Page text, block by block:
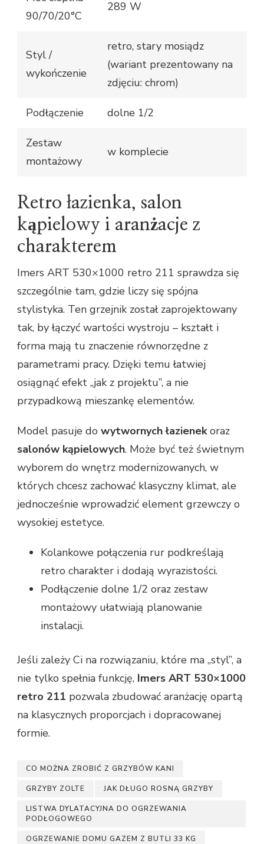
90/70/20°C
289 W
Styl /
wykończenie
retro, stary mosiądz
(wariant prezentowany na
zdjęciu: chrom)
Podłączenie dolne 1/2
Zestaw
montażowy
w komplecie
Retro łazienka, salon
kąpielowy i aranżacje z
charakterem
Imers ART 530×1000 retro 211 sprawdza się
szczególnie tam, gdzie liczy się spójna
stylistyka. Ten grzejnik został zaprojektowany
tak, by łączyć wartości wystroju – kształt i
forma mają tu znaczenie równorzędne z
parametrami pracy. Dzięki temu łatwiej
osiągnąć efekt „jak z projektu”, a nie
przypadkową mieszankę elementów.
Model pasuje do wytwornych łazienekoraz
salonów kąpielowych. Może być też świetnym
wyborem do wnętrz modernizowanych, w
których chcesz zachować klasyczny klimat, ale
jednocześnie wprowadzić element grzewczy o
wysokiej estetyce.
Kolankowe połączenia rur podkreślają
retro charakter i dodają wyrazistości.
Podłączenie dolne 1/2 oraz zestaw
montażowy ułatwiają planowanie
instalacji.
Jeśli zależy Ci na rozwiązaniu, które ma „styl”, a
nie tylko spełnia funkcję, Imers ART 530×1000
retro 211 pozwala zbudować aranżację opartą
na klasycznych proporcjach i dopracowanej
formie.
CO MOŻNA ZROBIĆ Z GRZYBÓW KANI
GRZYBY ZOLTE JAK DŁUGO ROSNĄ GRZYBY
LISTWA DYLATACYJNA DO OGRZEWANIA
PODŁOGOWEGO
OGRZEWANIE DOMU GAZEM Z BUTLI 33 KG